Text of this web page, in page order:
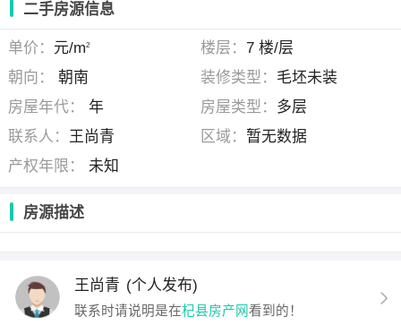
二手房源信息
单价： 元/m2 楼层： 7 楼/层
朝向：
朝南 装修类型： 毛坯未装
房屋年代：
年 房屋类型： 多层
联系人： 王尚青 区域： 暂无数据
产权年限：
未知
房源描述
王尚青 (个人发布)
联系时请说明是在杞县房产网看到的！